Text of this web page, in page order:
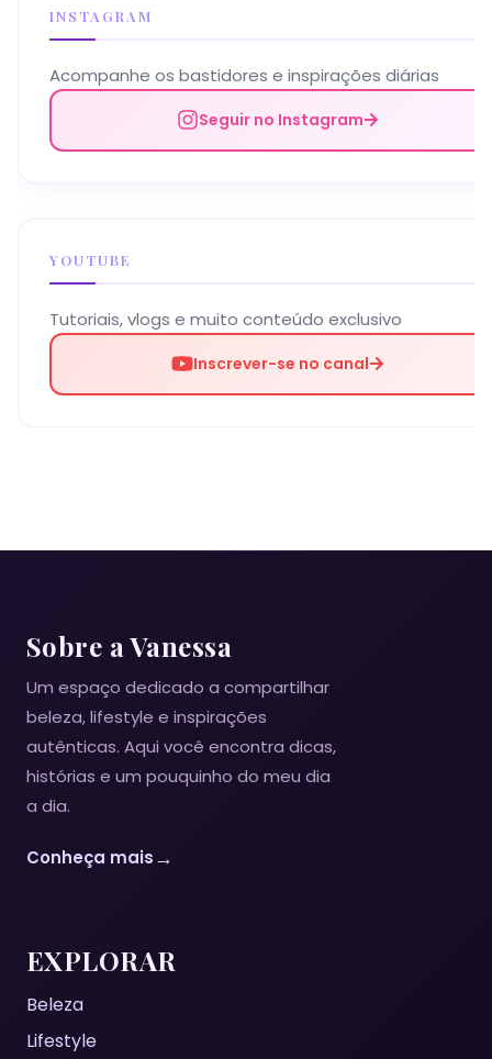
INSTAGRAM
Acompanhe os bastidores e inspirações diárias
Seguir no Instagram
YOUTUBE
Tutoriais, vlogs e muito conteúdo exclusivo
Inscrever-se no canal
Sobre a Vanessa
Um espaço dedicado a compartilhar
beleza, lifestyle e inspirações
autênticas. Aqui você encontra dicas,
histórias e um pouquinho do meu dia
a dia.
Conheça mais→
EXPLORAR
Beleza
Lifestyle